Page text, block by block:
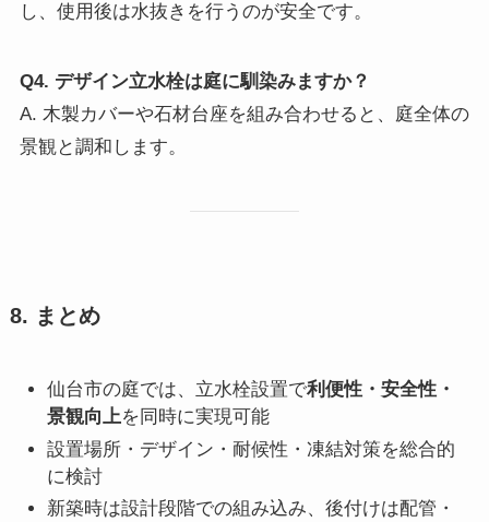
し、使用後は水抜きを行うのが安全です。
Q4. デザイン立水栓は庭に馴染みますか？
A. 木製カバーや石材台座を組み合わせると、庭全体の
景観と調和します。
8. まとめ
仙台市の庭では、立水栓設置で利便性・安全性・
景観向上を同時に実現可能
設置場所・デザイン・耐候性・凍結対策を総合的
に検討
新築時は設計段階での組み込み、後付けは配管・